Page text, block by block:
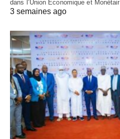
dans l’Union Economique et
3 semaines ago